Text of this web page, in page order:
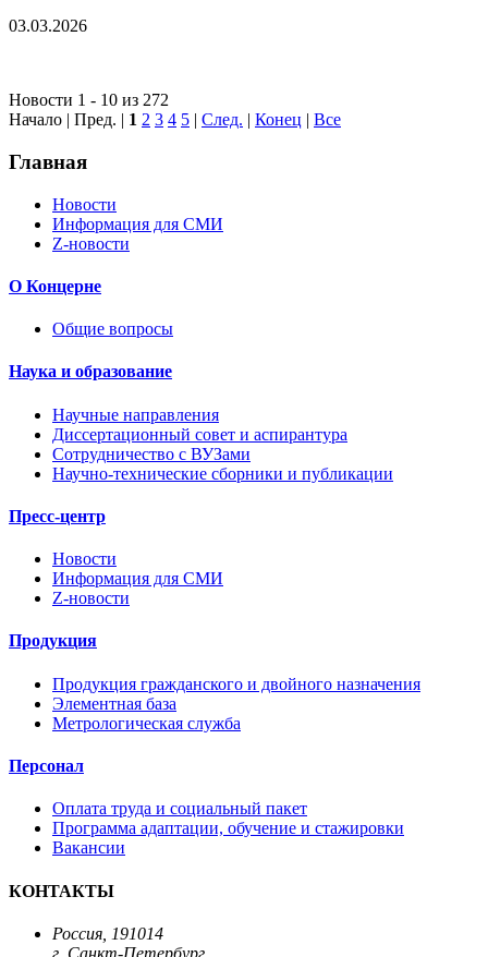
03.03.2026
Новости 1 - 10 из 272
Начало | Пред. | 1 2 3 4 5 | След. | Конец | Все
Главная
Новости
Информация для СМИ
Z-новости
О Концерне
Общие вопросы
Наука и образование
Научные направления
Диссертационный совет и аспирантура
Сотрудничество с ВУЗами
Научно-технические сборники и публикации
Пресс-центр
Новости
Информация для СМИ
Z-новости
Продукция
Продукция гражданского и двойного назначения
Элементная база
Метрологическая служба
Персонал
Оплата труда и социальный пакет
Программа адаптации, обучение и стажировки
Вакансии
КОНТАКТЫ
Россия, 191014
г. Санкт-Петербург